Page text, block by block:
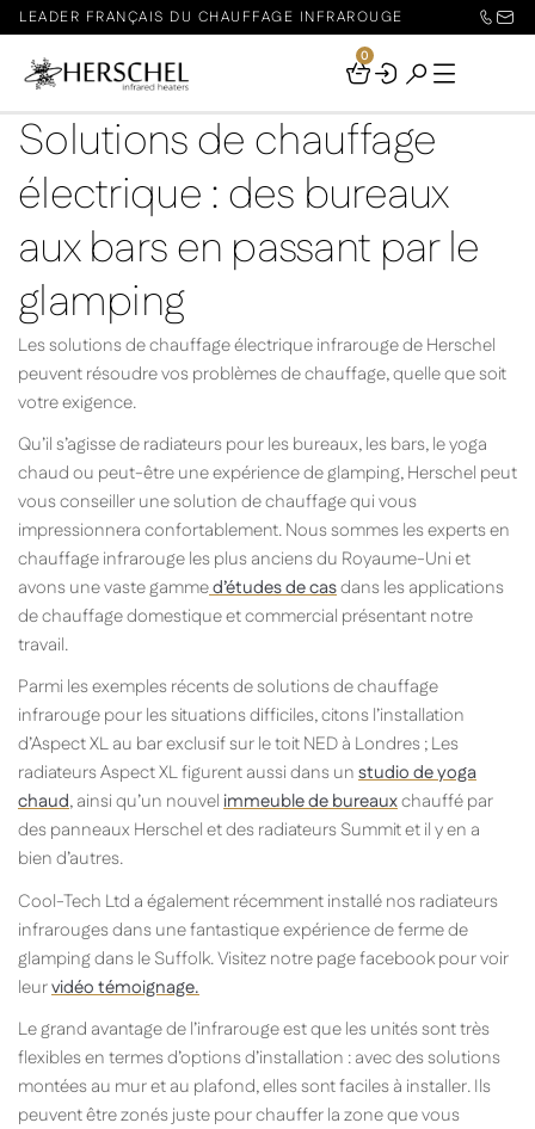
LEADER FRANÇAIS DU CHAUFFAGE INFRAROUGE
Your
0
Solutions de chauffage
électrique : des bureaux
aux bars en passant par le
glamping
Les solutions de chauffage électrique infrarouge de Herschel
peuvent résoudre vos problèmes de chauffage, quelle que soit
votre exigence.
Qu’il s’agisse de radiateurs pour les bureaux, les bars, le yoga
chaud ou peut-être une expérience de glamping, Herschel peut
vous conseiller une solution de chauffage qui vous
impressionnera confortablement. Nous sommes les experts en
chauffage infrarouge les plus anciens du Royaume-Uni et
avons une vaste gammed’études de casdans les applications
de chauffage domestique et commercial présentant notre
travail.
Parmi les exemples récents de solutions de chauffage
infrarouge pour les situations difficiles, citons l’installation
d’Aspect XL au bar exclusif sur le toit NED à Londres ; Les
radiateurs Aspect XL figurent aussi dans unstudio de yoga
chaud, ainsi qu’un nouvelimmeuble de bureauxchauffé par
des panneaux Herschel et des radiateurs Summit et il y en a
bien d’autres.
Cool-Tech Ltd a également récemment installé nos radiateurs
infrarouges dans une fantastique expérience de ferme de
glamping dans le Suffolk. Visitez notre page facebook pour voir
leurvidéo témoignage.
Le grand avantage de l’infrarouge est que les unités sont très
flexibles en termes d’options d’installation : avec des solutions
montées au mur et au plafond, elles sont faciles à installer. Ils
peuvent être zonés juste pour chauffer la zone que vous